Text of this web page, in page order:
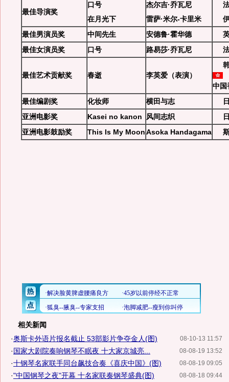
最佳导演奖
口号
在月光下
杰尔吉·乔瓦尼
雷萨·米尔-卡里米
最佳男演员奖
中间先生 安德鲁·霍华德
最佳女演员奖
口号 路易莎·乔瓦尼
最佳艺术贡献奖 春逝 李英爱（表演）
中国
最佳编剧奖
化妆师 横田与志
亚洲电影奖
Kasei no kanon 风间志织
亚洲电影鼓励奖
This Is My MoonAsoka Handagama
相关新闻
08-10-13 11:57
·奥斯卡外语片报名截止 53部影片争夺金人(图)
08-08-19 13:52
·国家大剧院奏响钢琴不眠夜 十大家京城亮...
08-08-19 09:05
·十钢琴名家联手同台飙技合奏《喜庆中国》(图)
08-08-18 09:44
·"中国钢琴之夜"开幕 十名家联奏钢琴盛典(图)